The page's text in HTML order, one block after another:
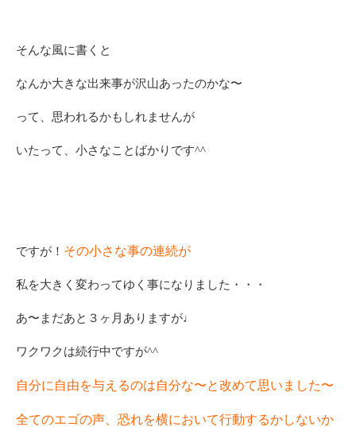
そんな風に書くと
なんか大きな出来事が沢山あったのかな〜
って、思われるかもしれませんが
いたって、小さなことばかりです^^
ですが！ その小さな事の連続が
私を大きく変わってゆく事になりました・・・
あ〜まだあと３ヶ月ありますが♩
ワクワクは続行中ですが^^
自分に自由を与えるのは自分な〜と改めて思いました〜
全てのエゴの声、恐れを横において行動するかしないか